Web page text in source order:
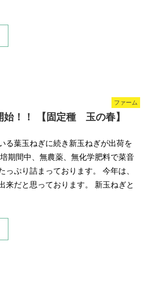
ファーム
始！！ 【固定種 玉の春】
る葉玉ねぎに続き新玉ねぎが出荷を
期間中、無農薬、無化学肥料で菜音
っぷり詰まっております。 今年は、
来だと思っております。 新玉ねぎと